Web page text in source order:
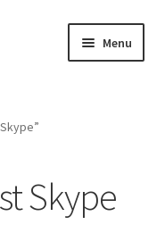
Menu
Skype